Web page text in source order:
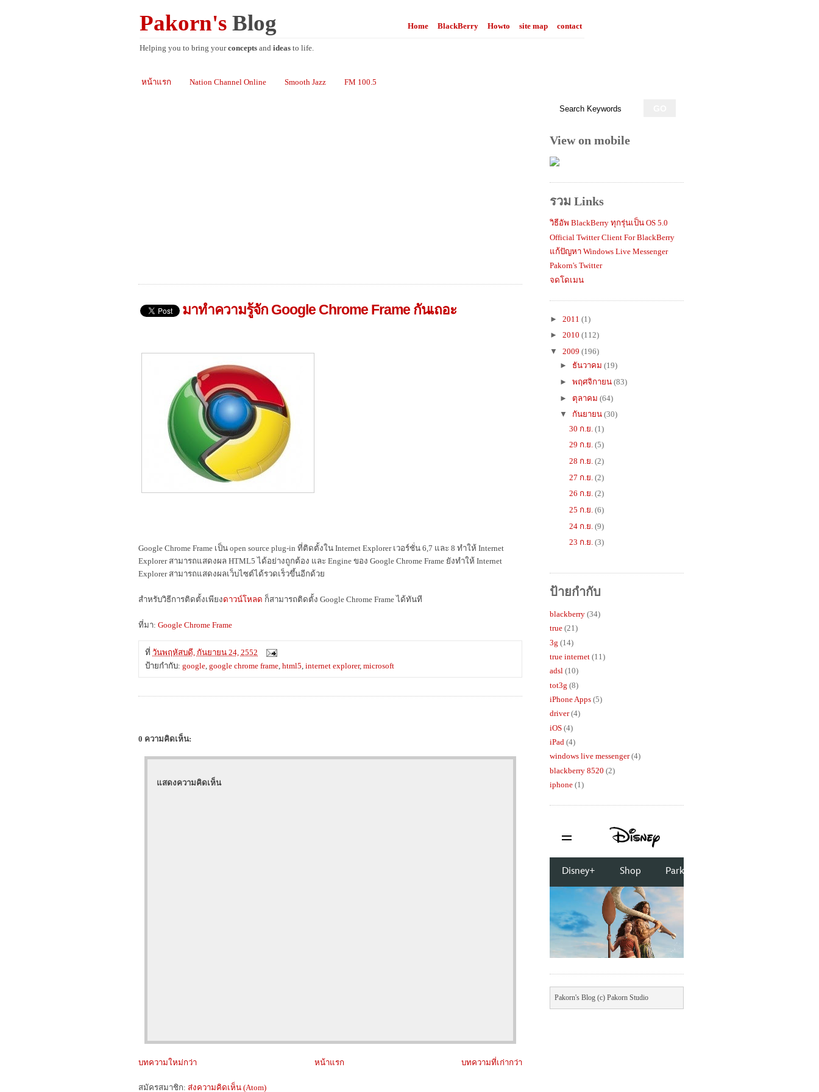
Pakorn's Blog Home BlackBerry Howto site map contact
Helping you to bring yourconcepts and ideas to life.
หน้าแรก Nation Channel Online Smooth Jazz FM 100.5
มาทำความรู้จัก Google Chrome Frame กันเถอะ
Google Chrome Frame เป็น open source plug-in ที่ติดตั้งใน Internet Explorer เวอร์ชั่น 6,7 และ 8 ทำให้ Internet
Explorer สามารถแสดงผล HTML5 ได้อย่างถูกต้อง และ Engine ของ Google Chrome Frame ยังทำให้ Internet
Explorer สามารถแสดงผลเว็บไซต์ได้รวดเร็วขึ้นอีกด้วย
สำหรับวิธีการติดตั้งเพียงดาวน์โหลด ก็สามารถติดตั้ง Google Chrome Frame ได้ทันที
ที่มา: Google Chrome Frame
ที่ วันพฤหัสบดี, กันยายน 24, 2552
ป้ายกำกับ: google, google chrome frame, html5, internet explorer, microsoft
0 ความคิดเห็น:
แสดงความคิดเห็น
บทความใหม่กว่า บทความที่เก่ากว่า
หน้าแรก
สมัครสมาชิก: ส่งความคิดเห็น (Atom)
View on mobile
รวม Links
วิธีอัพ BlackBerry ทุกรุ่นเป็น OS 5.0
Official Twitter Client For BlackBerry
แก้ปัญหา Windows Live Messenger
Pakorn's Twitter
จดโดเมน
► 2011 (1)
► 2010 (112)
▼ 2009 (196)
► ธันวาคม (19)
► พฤศจิกายน (83)
► ตุลาคม (64)
▼ กันยายน (30)
30 ก.ย. (1)
29 ก.ย. (5)
28 ก.ย. (2)
27 ก.ย. (2)
26 ก.ย. (2)
25 ก.ย. (6)
24 ก.ย. (9)
23 ก.ย. (3)
ป้ายกำกับ
blackberry (34)
true (21)
3g (14)
true internet (11)
adsl (10)
tot3g (8)
iPhone Apps (5)
driver (4)
iOS (4)
iPad (4)
windows live messenger (4)
blackberry 8520 (2)
iphone (1)
Pakorn's Blog (c) Pakorn Studio